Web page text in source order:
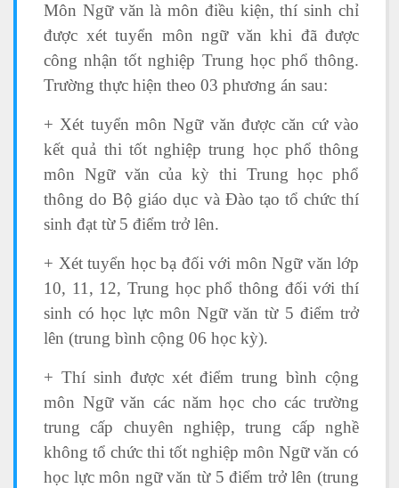
Môn Ngữ văn là môn điều kiện, thí sinh chỉ
được xét tuyển môn ngữ văn khi đã được
công nhận tốt nghiệp Trung học phổ thông.
Trường thực hiện theo 03 phương án sau:
+ Xét tuyển môn Ngữ văn được căn cứ vào
kết quả thi tốt nghiệp trung học phổ thông
môn Ngữ văn của kỳ thi Trung học phổ
thông do Bộ giáo dục và Đào tạo tổ chức thí
sinh đạt từ 5 điểm trở lên.
+ Xét tuyển học bạ đối với môn Ngữ văn lớp
10, 11, 12, Trung học phổ thông đối với thí
sinh có học lực môn Ngữ văn từ 5 điểm trở
lên (trung bình cộng 06 học kỳ).
+ Thí sinh được xét điểm trung bình cộng
môn Ngữ văn các năm học cho các trường
trung cấp chuyên nghiệp, trung cấp nghề
không tổ chức thi tốt nghiệp môn Ngữ văn có
học lực môn ngữ văn từ 5 điểm trở lên (trung